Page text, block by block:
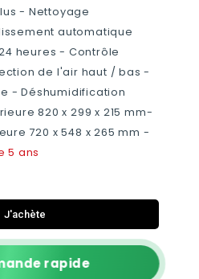
- Nettoyage
automatique
heures - Contrôle
de l'air haut / bas -
- Déshumidification
820 x 299 x 215‎ mm-
720 x 548 x 265‎ mm -
5 ans
J'achète
rapide